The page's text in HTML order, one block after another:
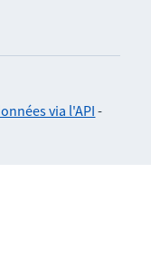
via l'API -